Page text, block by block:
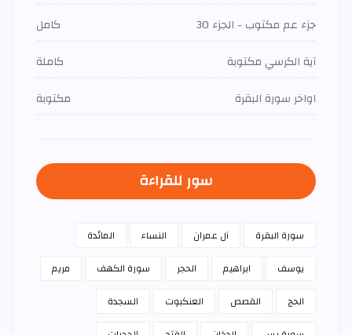
جزء عم مكتوب - الجزء 30
كامل
آية الكرسي مكتوبة
كاملة
اواخر سورة البقرة
مكتوبة
سور للقراءة
سورة البقرة آل عمران النساء
المائدة
يوسف
ابراهيم الحجر سورة الكهف
مريم
الحج
القصص العنكبوت
السجدة